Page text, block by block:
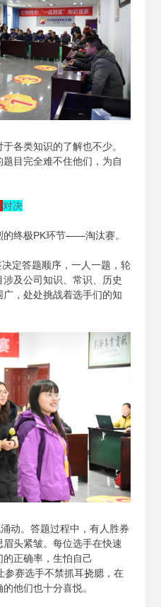
各类知识的了解也不少。
目完全难不住他们，为自
对决
的终极PK环节——淘汰赛。
定答题顺序，一人一题，轮
及公司知识、常识、历史
，处处挑战着选手们的知
动。答题过程中，有人胜券
头紧皱。每位选手在快速
正确率，生怕自己
参赛选手不禁抓耳挠腮，在
他们也十分喜悦。